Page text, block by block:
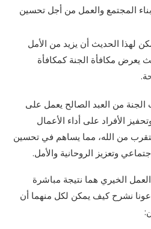
بناء المجتمع والعمل من أجل تحسين
لهذا الحديث أن يزيد من الأمل
يعرض مكافأة الجنة كمكافأة
من العبد الصالح يعمل على
الأفراد على أداء الأعمال
من الله، مما يساهم في تحسين
وتعزيز الروحانية والأمل.
العمل الخيري هما نتيجة مباشرة
نشرح كيف يمكن لكل منهما أن